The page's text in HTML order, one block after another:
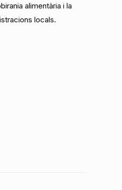
alimentària i la
locals.